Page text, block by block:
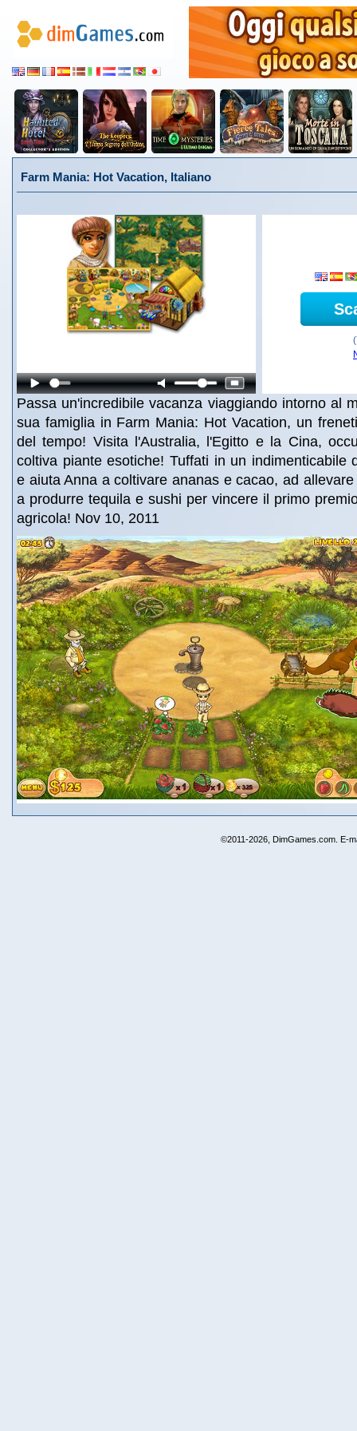
Farm Mania: Hot Vacation, Italiano
Passa un'incredibile vacanza viaggiando intorno al
sua famiglia in Farm Mania: Hot Vacation, un
del tempo! Visita l'Australia, l'Egitto e la Cina,
coltiva piante esotiche! Tuffati in un indimenticabile
e aiuta Anna a coltivare ananas e cacao, ad
a produrre tequila e sushi per vincere il primo
agricola! Nov 10, 2011
©2011-2026, DimGames.com. E-